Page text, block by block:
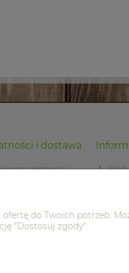
i dostawa
Formy płatności
do Twoich potrzeb.
"Dostosuj zgody".